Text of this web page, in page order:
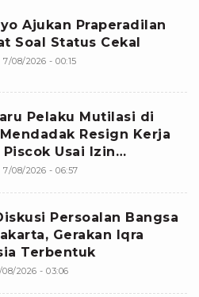
Ajukan Praperadilan
Soal Status Cekal
7/08/2026 - 00:15
Pelaku Mutilasi di
Resign Kerja
Usai Izin
di Mal
7/08/2026 - 06:57
Persoalan Bangsa
Gerakan Iqra
Terbentuk
2026 - 03:06